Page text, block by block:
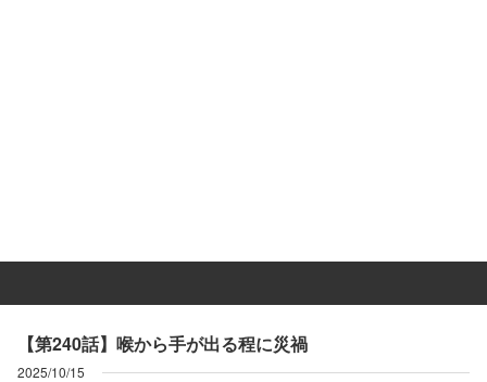
【第240話】喉から手が出る程に災禍
2025/10/15